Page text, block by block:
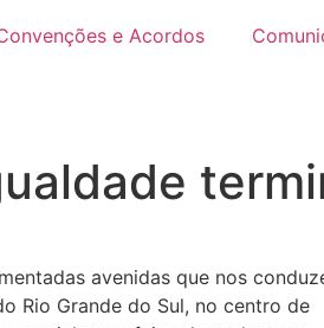
e Acordos
avenidas que nos
Rio Grande do Sul, no centro de